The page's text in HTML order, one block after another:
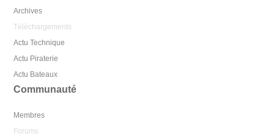
Archives
Téléchargements
Actu Technique
Actu Piraterie
Actu Bateaux
Communauté
Membres
Forums